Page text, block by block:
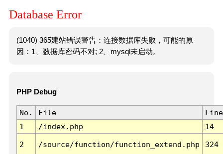
Database Error
(1040) 365建站错误警告：连接数据库失败，可能的原
因：1、数据库密码不对; 2、mysql未启动。
PHP Debug
No. File
Line
1
/index.php 14
2 /source/function/function_extend.php 324